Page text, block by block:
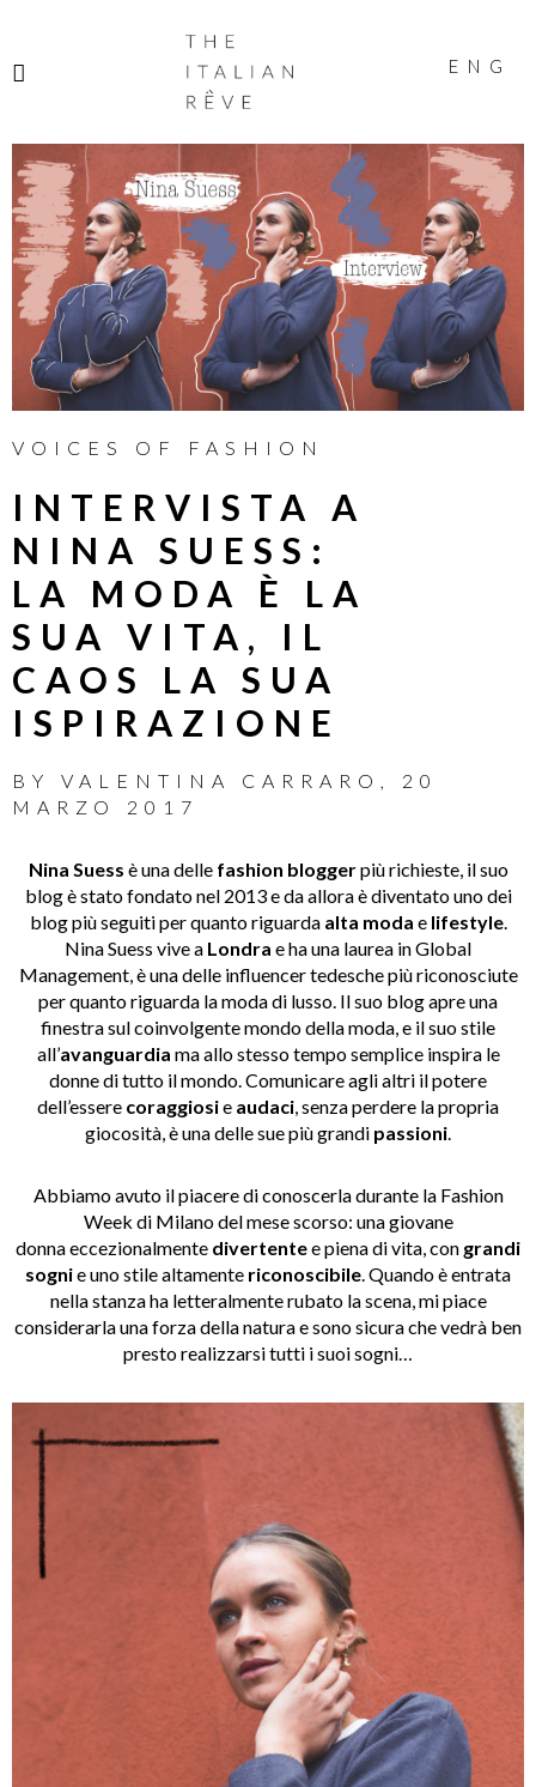
ITALIAN
RÊVE
ENG
VOICES OF FASHION
INTERVISTA A
NINA SUESS:
LA MODA È LA
SUA VITA, IL
CAOS LA SUA
ISPIRAZIONE
BY VALENTINA CARRARO , 20
MARZO 2017
Nina Suess è una delle fashion bloggerpiù richieste, il suo
blog è stato fondato nel 2013 e da allora è diventato uno dei
blog più seguiti per quanto riguarda alta moda e lifestyle.
Nina Suess vive a Londra e ha una laurea in Global
Management, è una delle influencer tedesche più riconosciute
per quanto riguarda la moda di lusso. Il suo blog apre una
finestra sul coinvolgente mondo della moda, e il suo stile
all’avanguardia ma allo stesso tempo semplice inspira le
donne di tutto il mondo. Comunicare agli altri il potere
dell’essere coraggiosie audaci, senza perdere la propria
giocosità, è una delle sue più grandi passioni.
Abbiamo avuto il piacere di conoscerla durante la Fashion
Week di Milano del mese scorso: una giovane
donna eccezionalmente divertentee piena di vita, con grandi
sognie uno stile altamente riconoscibile. Quando è entrata
nella stanza ha letteralmente rubato la scena, mi piace
considerarla una forza della natura e sono sicura che vedrà ben
presto realizzarsi tutti i suoi sogni…